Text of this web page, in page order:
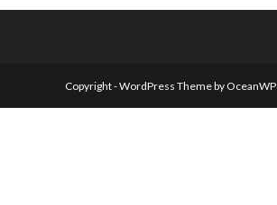
Copyright - WordPress Theme by OceanWP